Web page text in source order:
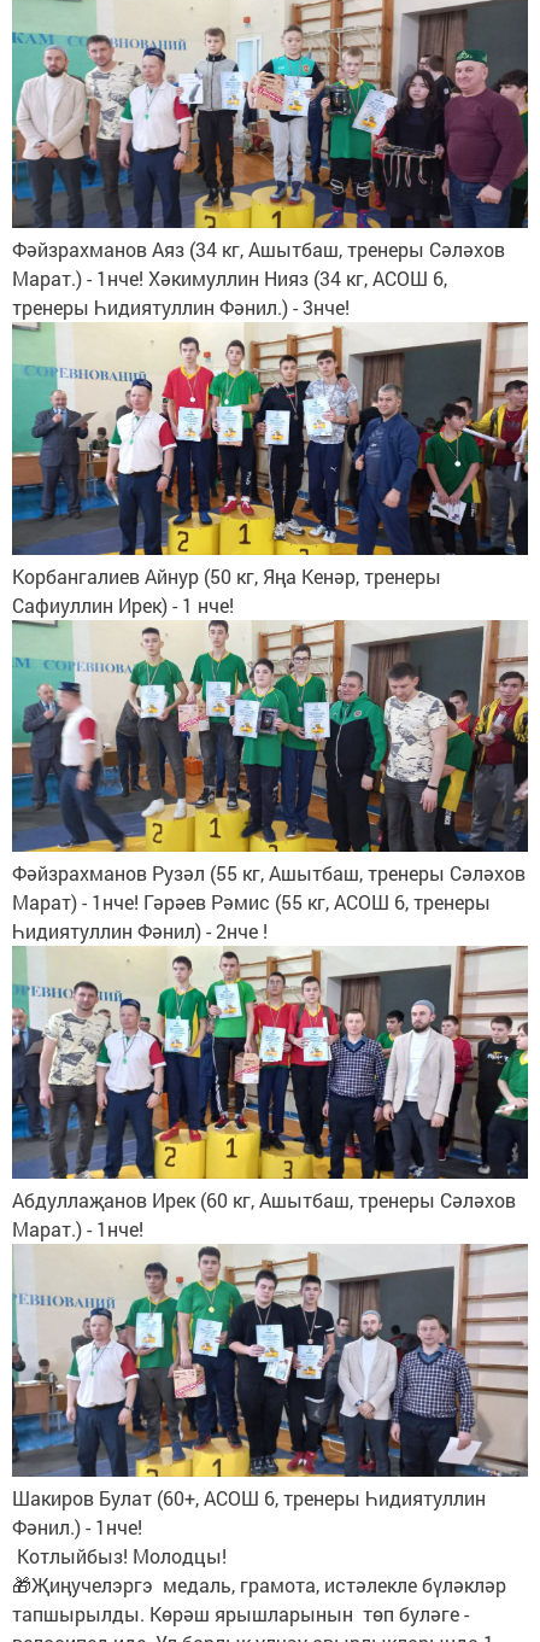
Фәйзрахманов Аяз (34 кг, Ашытбаш, тренеры Сәләхов
Марат.) - 1нче! Хәкимуллин Нияз (34 кг, АСОШ 6,
тренеры Һидиятуллин Фәнил.) - 3нче!
Корбангалиев Айнур (50 кг, Яңа Кенәр, тренеры
Сафиуллин Ирек) - 1 нче!
Фәйзрахманов Рузәл (55 кг, Ашытбаш, тренеры Сәләхов
Марат) - 1нче! Гәрәев Рәмис (55 кг, АСОШ 6, тренеры
Һидиятуллин Фәнил) - 2нче !
Абдуллаҗанов Ирек (60 кг, Ашытбаш, тренеры Сәләхов
Марат.) - 1нче!
Шакиров Булат (60+, АСОШ 6, тренеры Һидиятуллин
Фәнил.) - 1нче!
Котлыйбыз! Молодцы!
🎁Җиңучелэргэ медаль, грамота, истәлекле бүләкләр
тапшырылды. Көрәш ярышларынын төп буләге -